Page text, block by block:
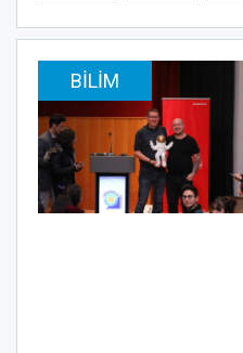
BILIM